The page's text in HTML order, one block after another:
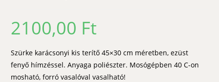
2100,00 Ft
Szürke karácsonyi kis terítő 45×30 cm méretben, ezüst
fenyő hímzéssel. Anyaga poliészter. Mosógépben 40 C-on
mosható, forró vasalóval vasalható!